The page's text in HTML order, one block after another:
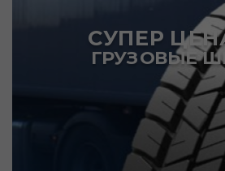
СУПЕР
ГРУЗОВЫЕ